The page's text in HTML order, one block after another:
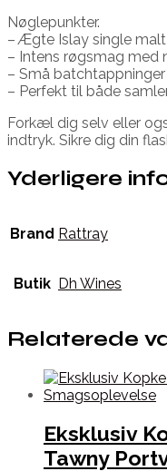
Nøglepunkter.
– Ægte Islay single malt
– Intens røgsmag med
– Små
– Perfekt til både
Forkæl dig selv eller
indtryk. Sikre dig din
Yderligere
Brand Rattray
Butik Dh Wines
Relaterede
Eksklusiv
Tawny